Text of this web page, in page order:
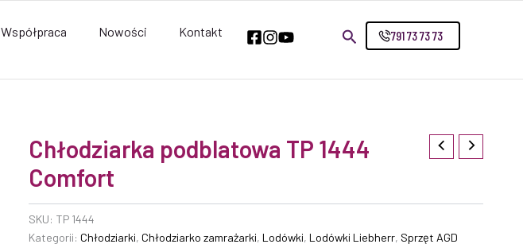
791 73 73 73
Współpraca Nowości Kontakt
Chłodziarka podblatowa TP 1444
Comfort
SKU: TP 1444
Kategorii: Chłodziarki, Chłodziarko zamrażarki, Lodówki, Lodówki Liebherr, Sprzęt AGD